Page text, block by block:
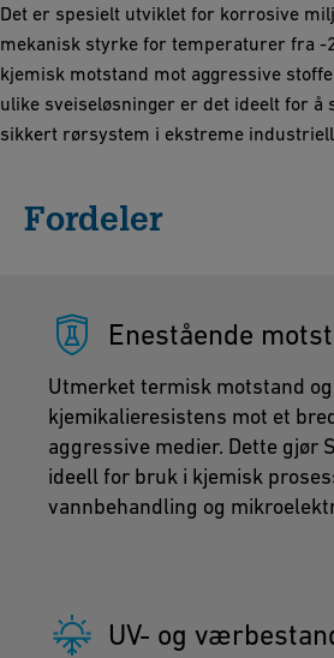
Det er spesielt utviklet for korrosive
mekanisk styrke for temperaturer fra -
kjemisk motstand mot aggressive
ulike sveiseløsninger er det ideelt for å
sikkert rørsystem i ekstreme
Fordeler
Enestående
Utmerket termisk motstand og
kjemikalieresistens mot et
aggressive medier. Dette gjør
ideell for bruk i kjemisk
vannbehandling og
UV- og